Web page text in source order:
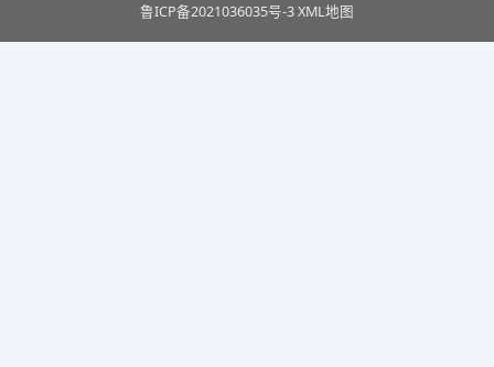
鲁ICP备2021036035号-3XML地图